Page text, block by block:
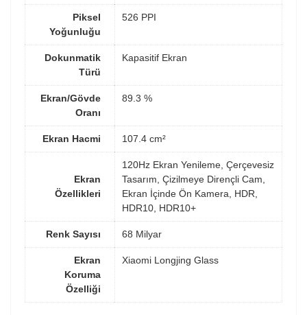
Piksel
Yoğunluğu
526 PPI
Dokunmatik
Türü
Kapasitif Ekran
Ekran/Gövde
Oranı
89.3 %
Ekran Hacmi 107.4 cm²
Ekran
Özellikleri
120Hz Ekran Yenileme, Çerçevesiz
Tasarım, Çizilmeye Dirençli Cam,
Ekran İçinde Ön Kamera, HDR,
HDR10, HDR10+
Renk Sayısı 68 Milyar
Ekran
Koruma
Özelliği
Xiaomi Longjing Glass